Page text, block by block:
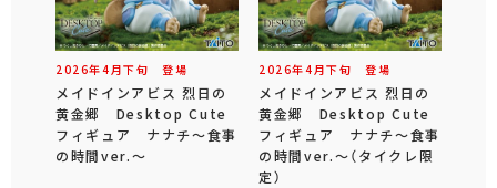
2026年4 月下旬 登場
メイドインアビス 烈日の
黄金郷 Desktop Cute
フィギュア ナナチ～食事
の時間ver.～
2026年4 月下旬 登場
メイドインアビス 烈日の
黄金郷 Desktop Cute
フィギュア ナナチ～食事
の時間ver.～（タイクレ限
定）